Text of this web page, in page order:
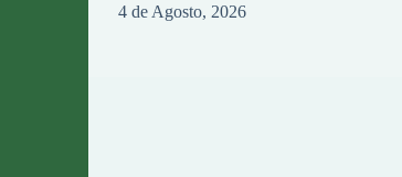
4 de Agosto, 2026